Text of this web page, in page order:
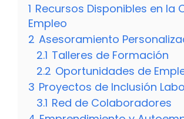
1 Recursos Disponibles en la
Empleo
2 Asesoramiento
2.1 Talleres de Formación
2.2 Oportunidades de
3 Proyectos de Inclusión
3.1 Red de Colaboradores